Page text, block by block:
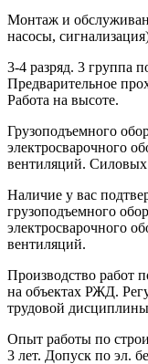
Монтаж и
насосы,
3-4 разряд. 3 группа
Предварительное
Работа на высоте.
Грузоподъемного
электросварочного
вентиляций.
Наличие у вас
грузоподъемного
электросварочного
вентиляций.
Производство работ
на объектах РЖД.
трудовой
Опыт работы по
3 лет. Допуск по эл.